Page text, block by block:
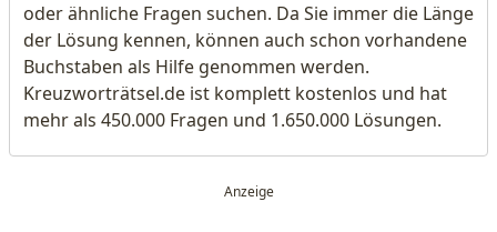
oder ähnliche Fragen suchen. Da Sie immer die Länge
der Lösung kennen, können auch schon vorhandene
Buchstaben als Hilfe genommen werden.
Kreuzworträtsel.de ist komplett kostenlos und hat
mehr als 450.000 Fragen und 1.650.000 Lösungen.